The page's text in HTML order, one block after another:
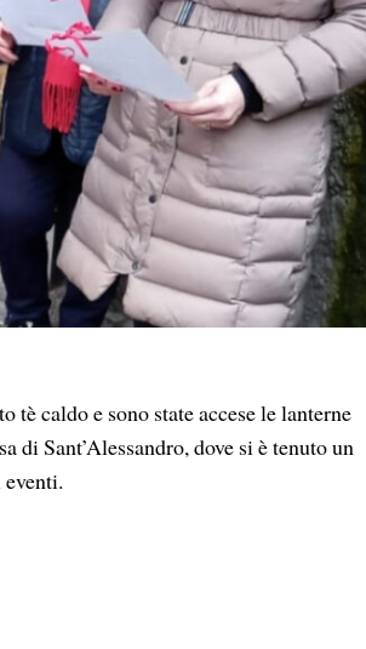
tè caldo e sono state accese le lanterne
Sant’Alessandro, dove si è tenuto un